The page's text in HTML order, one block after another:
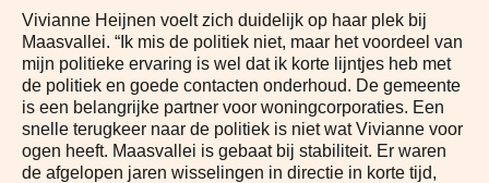
Vivianne Heijnen voelt zich duidelijk op haar plek bij
Maasvallei. “Ik mis de politiek niet, maar het voordeel van
mijn politieke ervaring is wel dat ik korte lijntjes heb met
de politiek en goede contacten onderhoud. De gemeente
is een belangrijke partner voor woningcorporaties. Een
snelle terugkeer naar de politiek is niet wat Vivianne voor
ogen heeft. Maasvallei is gebaat bij stabiliteit. Er waren
de afgelopen jaren wisselingen in directie in korte tijd,